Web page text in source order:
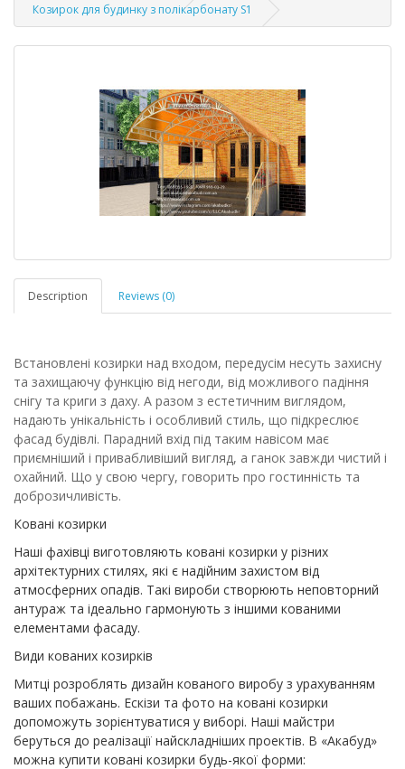
Козирок для будинку з полікарбонату S1
Description Reviews (0)
Встановлені козирки над входом, передусім несуть захисну
та захищаючу функцію від негоди, від можливого падіння
снігу та криги з даху. А разом з естетичним виглядом,
надають унікальність і особливий стиль, що підкреслює
фасад будівлі. Парадний вхід під таким навісом має
приємніший і привабливіший вигляд, а ганок завжди чистий і
охайний. Що у свою чергу, говорить про гостинність та
доброзичливість.
Ковані козирки
Наші фахівці виготовляють ковані козирки у різних
архітектурних стилях, які є надійним захистом від
атмосферних опадів. Такі вироби створюють неповторний
антураж та ідеально гармонують з іншими кованими
елементами фасаду.
Види кованих козирків
Митці розроблять дизайн кованого виробу з урахуванням
ваших побажань. Ескізи та фото на ковані козирки
допоможуть зорієнтуватися у виборі. Наші майстри
беруться до реалізації найскладніших проектів. В «Акабуд»
можна купити ковані козирки будь-якої форми: